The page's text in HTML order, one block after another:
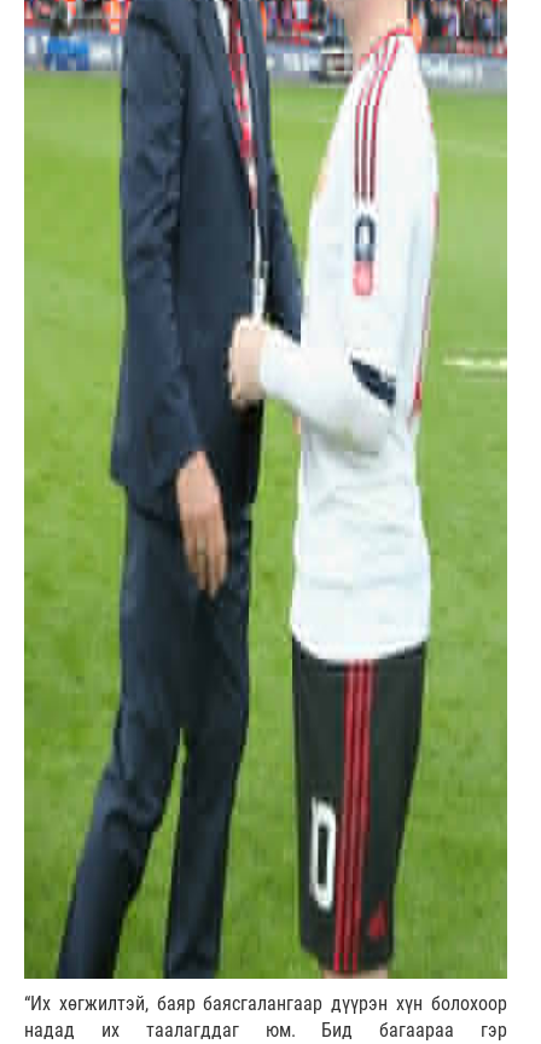
“Их хөгжилтэй, баяр баясгалангаар дүүрэн хүн болохоор
надад их таалагддаг юм. Бид багаараа гэр